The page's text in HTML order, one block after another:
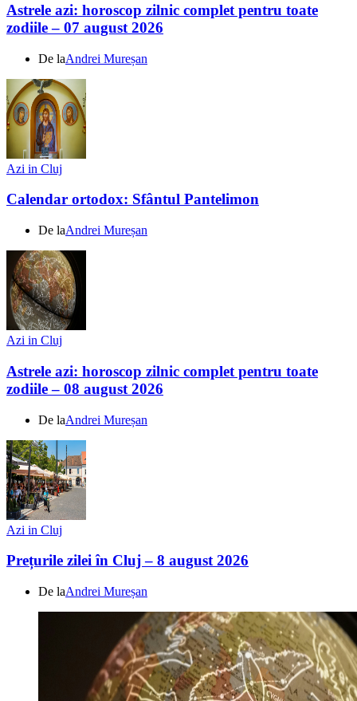
Astrele azi: horoscop zilnic complet pentru toate
zodiile – 07 august 2026
De laAndrei Mureșan
Azi in Cluj
Calendar ortodox: Sfântul Pantelimon
De laAndrei Mureșan
Azi in Cluj
Astrele azi: horoscop zilnic complet pentru toate
zodiile – 08 august 2026
De laAndrei Mureșan
Azi in Cluj
Prețurile zilei în Cluj – 8 august 2026
De laAndrei Mureșan